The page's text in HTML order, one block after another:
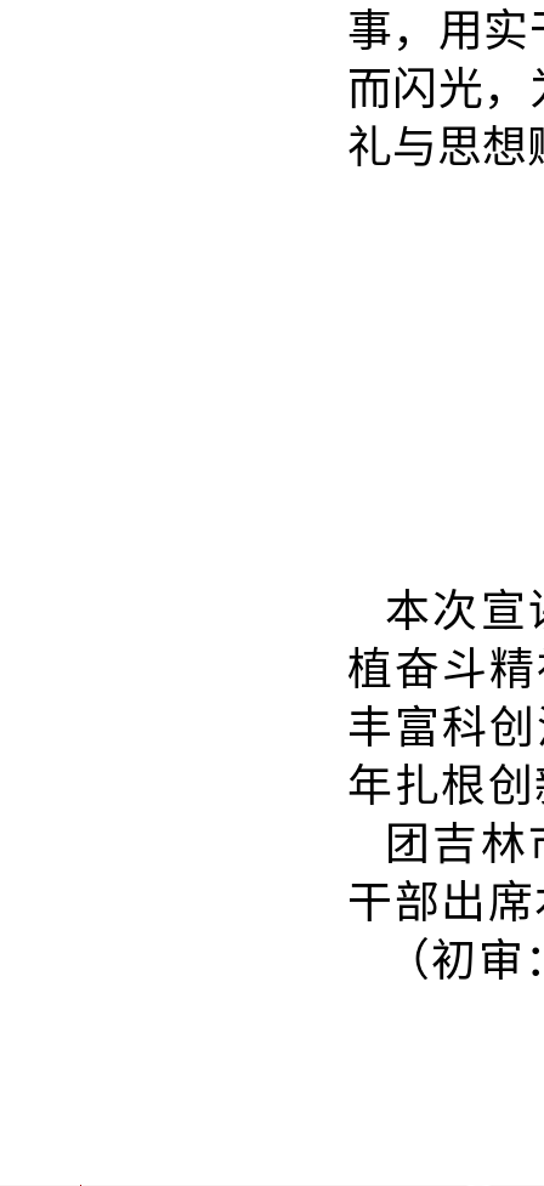
事，用实
而闪光
礼与思想
本次宣
植奋斗
丰富科
年扎根
团吉
干部出
（初